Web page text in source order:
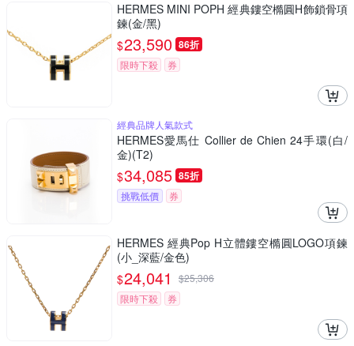
HERMES MINI POPH 經典鏤空橢圓H飾鎖骨項
鍊(金/黑)
$23,590 86折
限時下殺 券
經典品牌人氣款式
HERMES愛馬仕 Collier de Chien 24手環(白/
金)(T2)
$34,085 85折
挑戰低價 券
HERMES 經典Pop H立體鏤空橢圓LOGO項鍊
(小_深藍/金色)
$24,041 $25,306
限時下殺
券